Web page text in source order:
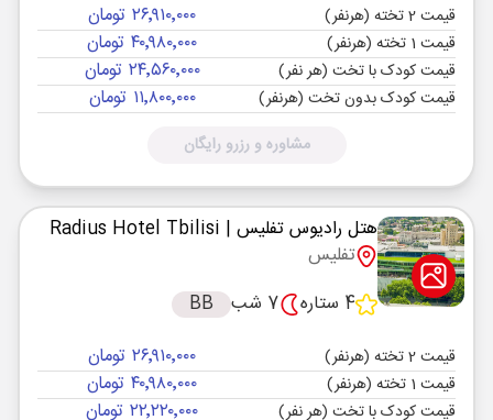
قیمت 2 تخته (هرنفر) ۲۶٬۹۱۰٬۰۰۰ تومان
قیمت 1 تخته (هرنفر) ۴۰٬۹۸۰٬۰۰۰ تومان
قیمت کودک با تخت (هر نفر) ۲۴٬۵۶۰٬۰۰۰ تومان
قیمت کودک بدون تخت (هرنفر) ۱۱٬۸۰۰٬۰۰۰ تومان
مشاوره و رزرو رایگان
هتل رادیوس تفلیس | Radius Hotel Tbilisi
تفلیس
4 ستاره
7 شب BB
قیمت 2 تخته (هرنفر) ۲۶٬۹۱۰٬۰۰۰ تومان
قیمت 1 تخته (هرنفر) ۴۰٬۹۸۰٬۰۰۰ تومان
قیمت کودک با تخت (هر نفر) ۲۲٬۲۲۰٬۰۰۰ تومان